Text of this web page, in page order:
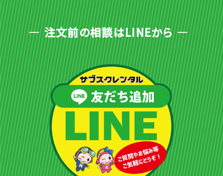
注文前の相談はLINEから